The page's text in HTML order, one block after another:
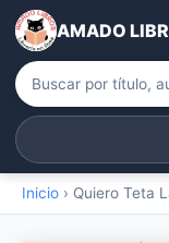
AMADO
Inicio › Quiero Teta